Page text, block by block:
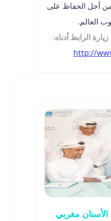
من أجل الحفاظ على
العالم.
الرابط أدناه:
http://
مغربي